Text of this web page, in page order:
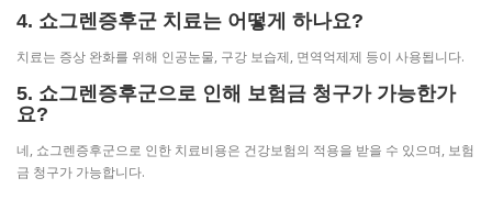
4. 쇼그렌증후군 치료는 어떻게 하나요?
치료는 증상 완화를 위해 인공눈물, 구강 보습제, 면역억제제 등이 사용됩니다.
5. 쇼그렌증후군으로 인해 보험금 청구가 가능한가
요?
네, 쇼그렌증후군으로 인한 치료비용은 건강보험의 적용을 받을 수 있으며, 보험
금 청구가 가능합니다.